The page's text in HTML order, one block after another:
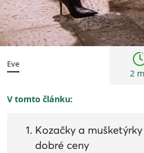
Eve
2
V tomto článku:
Kozačky a
dobré ceny